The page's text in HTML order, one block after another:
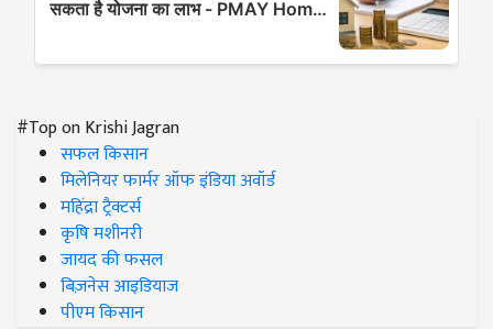
#Top on Krishi Jagran
सफल किसान
मिलेनियर फार्मर ऑफ इंडिया अवॉर्ड
महिंद्रा ट्रैक्टर्स
कृषि मशीनरी
जायद की फसल
बिज़नेस आइडियाज
पीएम किसान